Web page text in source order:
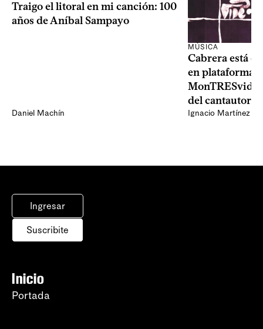
Traigo el litoral en mi canción: 100
años de Aníbal Sampayo
Daniel Machín
MÚSICA
Cabrera está
en plataformas
del cantautor
Ignacio Martínez
Ingresar
Suscribite
Inicio
Portada